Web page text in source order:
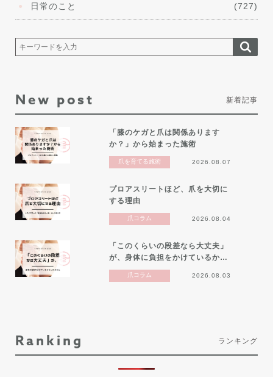
日常のこと (727)
New post 新着記事
「膝のケガと爪は関係あります
か？」から始まった施術
爪を育てる施術 2026.08.07
プロアスリートほど、爪を大切に
する理由
爪コラム 2026.08.04
「このくらいの段差なら大丈夫」
が、身体に負担をかけているか…
爪コラム 2026.08.03
Ranking ランキング